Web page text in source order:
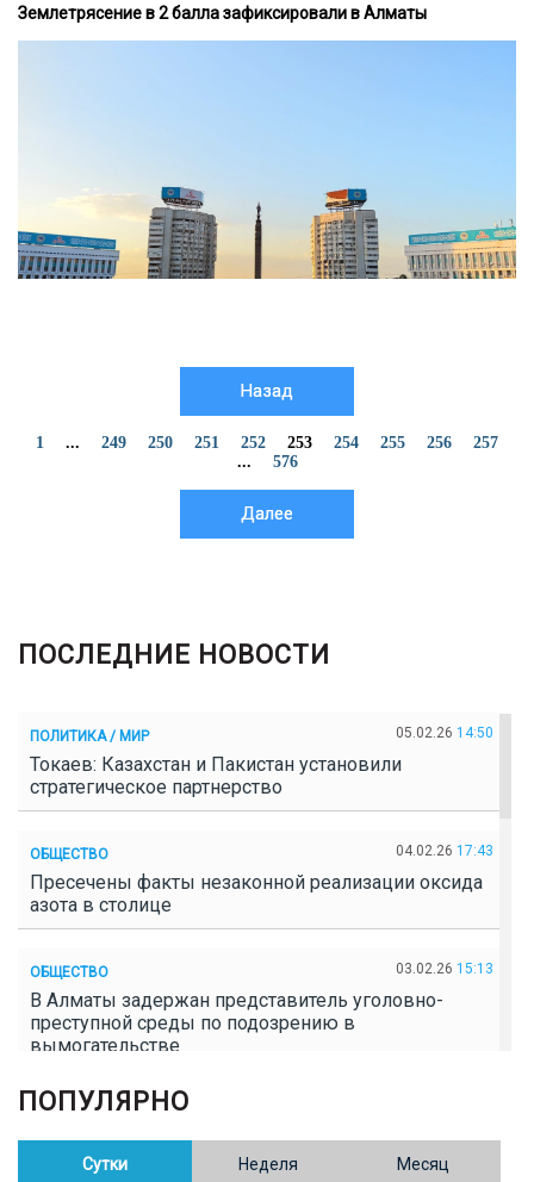
Землетрясение в 2 балла зафиксировали в Алматы
Назад
1 ... 249 250 251 252 253 254 255 256
257
...
576
Далее
ПОСЛЕДНИЕ НОВОСТИ
ПОЛИТИКА / МИР 05.02.26 14:50
Токаев: Казахстан и Пакистан установили
стратегическое партнерство
ОБЩЕСТВО 04.02.26 17:43
Пресечены факты незаконной реализации оксида
азота в столице
ОБЩЕСТВО 03.02.26 15:13
В Алматы задержан представитель уголовно-
преступной среды по подозрению в
вымогательстве
ОБЩЕСТВО
Полицейские пресекли незаконное выращивание
конопли в Таразе
ПОПУЛЯРНО
Сутки Неделя Месяц